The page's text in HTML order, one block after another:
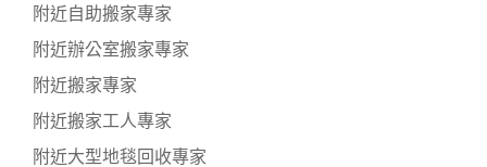
附近自助搬家專家
附近辦公室搬家專家
附近搬家專家
附近搬家工人專家
附近大型地毯回收專家